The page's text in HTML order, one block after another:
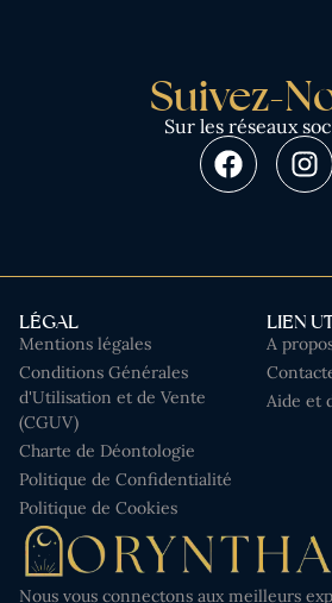
Suivez-
Sur les réseaux
Nous vous connectons aux meilleurs
LÉGAL
Mentions légales
Conditions Générales
d'Utilisation et de Vente
(CGUV)
Charte de Déontologie
Politique de Confidentialité
Politique de Cookies
LIEN
A
Aide et